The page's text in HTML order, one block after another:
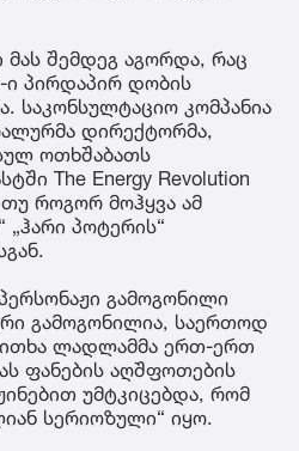
შემდეგ აგორდა, რაც
ი პირდაპირ დობის
საკონსულტაციო კომპანია
დირექტორმა,
ოთხშაბათს
The Energy Revolution
თუ როგორ მოჰყვა ამ
„ჰარი პოტერის“
გამოგონილი
გამოგონილია, საერთოდ
ლადლამმა ერთ-ერთ
ფანების აღშფოთების
უმტკიცებდა, რომ
სერიოზული“ იყო.